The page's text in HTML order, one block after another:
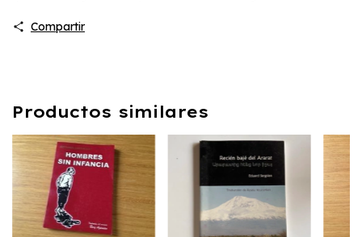
Compartir
Productos similares